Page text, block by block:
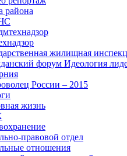
района
жилищная
форум Идеология
России – 2015
жизнь
правовой отдел
отношения